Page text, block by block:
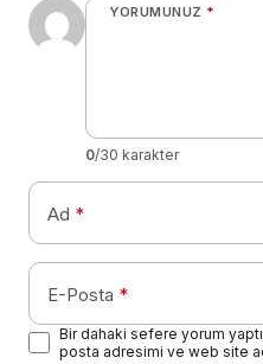
YORUMUNUZ *
0/30 karakter
Ad *
E-Posta *
Bir dahaki sefere yorum
posta adresimi ve web site